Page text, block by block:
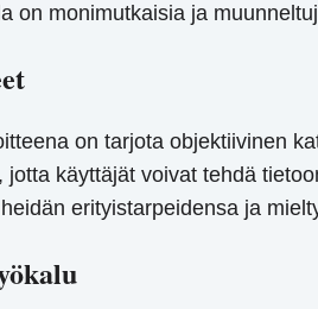
on monimutkaisia ​​ja
on tarjota objektiivinen
käyttäjät voivat tehdä
erityistarpeidensa ja